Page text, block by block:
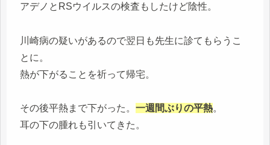
アデノとRSウイルスの検査もしたけど陰性。
川崎病の疑いがあるので翌日も先生に診てもらうこ
とに。
熱が下がることを祈って帰宅。
その後平熱まで下がった。 一週間ぶりの平熱。
耳の下の腫れも引いてきた。